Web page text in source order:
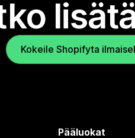
Kokeile Shopifyta
Pääluokat